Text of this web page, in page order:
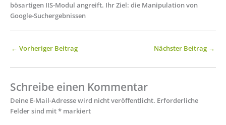
bösartigen IIS-Modul angreift. Ihr Ziel: die Manipulation von
Google-Suchergebnissen
← Vorheriger Beitrag Nächster Beitrag →
Schreibe einen Kommentar
Deine E-Mail-Adresse wird nicht veröffentlicht. Erforderliche
Felder sind mit* markiert